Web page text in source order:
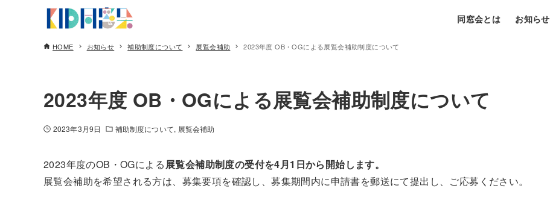
同窓会とは お知らせ
HOME お知らせ 補助制度について 展覧会補助 2023年度 OB・OGによる展覧会補助制度について
2023年度 OB・OGによる展覧会補助制度について
2023年3月9日 補助制度について 展覧会補助
2023年度のOB・OGによる展覧会補助制度の受付を4月1日から開始します。
展覧会補助を希望される方は、募集要項を確認し、募集期間内に申請書を郵送にて提出し、ご応募ください。